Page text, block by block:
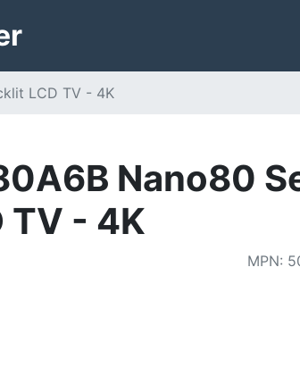
LCD TV - 4K
Nano80
TV - 4K
MPN: